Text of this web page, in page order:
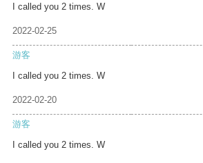
I called you 2 times. W
2022-02-25
游客
I called you 2 times. W
2022-02-20
游客
I called you 2 times. W